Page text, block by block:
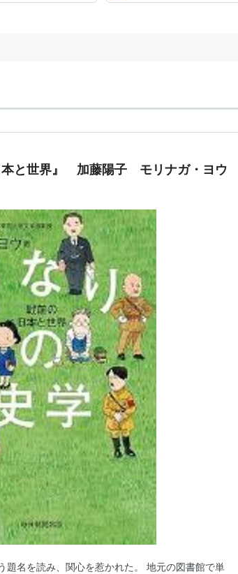
本と世界』 加藤陽子 モリナガ・ヨウ
題名を読み、関心を惹かれた。 地元の図書館で単